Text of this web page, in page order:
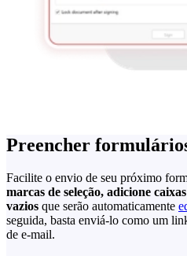
Preencher
Facilite o envio de seu próximo
marcas de seleção, adicione
vazios que serão automaticamente
seguida, basta enviá-lo como um
de e-mail.